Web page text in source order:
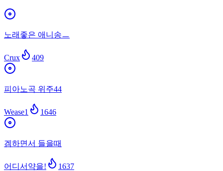
노래좋은 애니송ㅡ
Crux 409
피아노곡 위주44
Wease1 1646
겜하면서 들을때
어디서약을! 1637